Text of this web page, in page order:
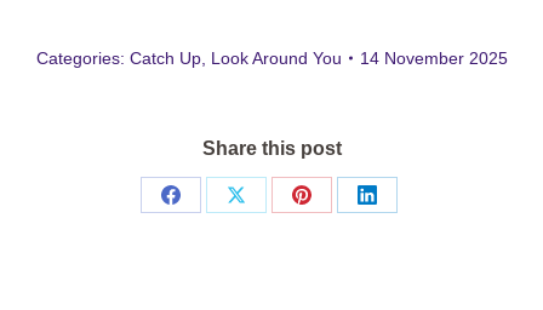
Categories: Catch Up, Look Around You 14 November 2025
Share this post
Share
Share
Share
Share